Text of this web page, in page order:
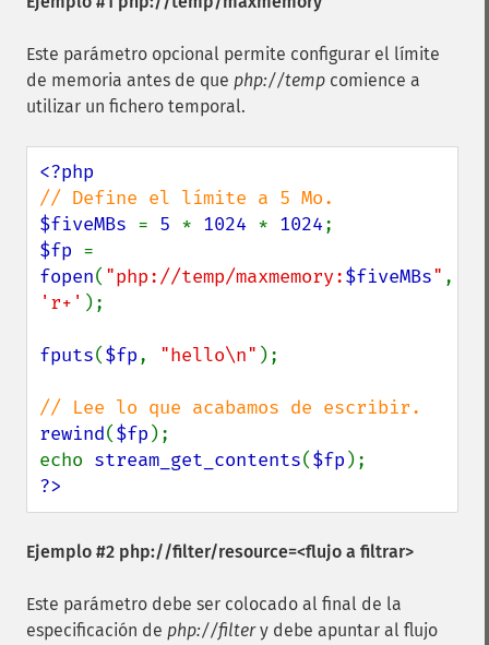
Este parámetro opcional permite configurar el límite
de memoria antes de que php://temp comience a
utilizar un fichero temporal.
$fiveMBs = 5 * 1024 * 1024
$fp
fopen( "php://temp/maxmemory:$fiveMBs"
'r+' );
fputs($fp, "hello\n" );
rewind($fp );
echo stream_get_contents($fp
?>
Ejemplo #2 php://filter/resource=<flujo a filtrar>
Este parámetro debe ser colocado al final de la
especificación de php://filtery debe apuntar al flujo